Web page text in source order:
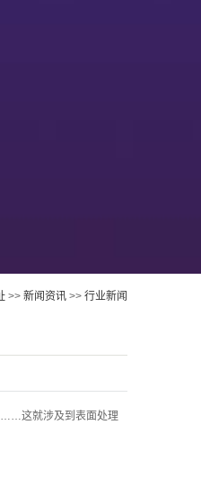
>> 新闻资讯 >> 行业新闻
……这就涉及到表面处理